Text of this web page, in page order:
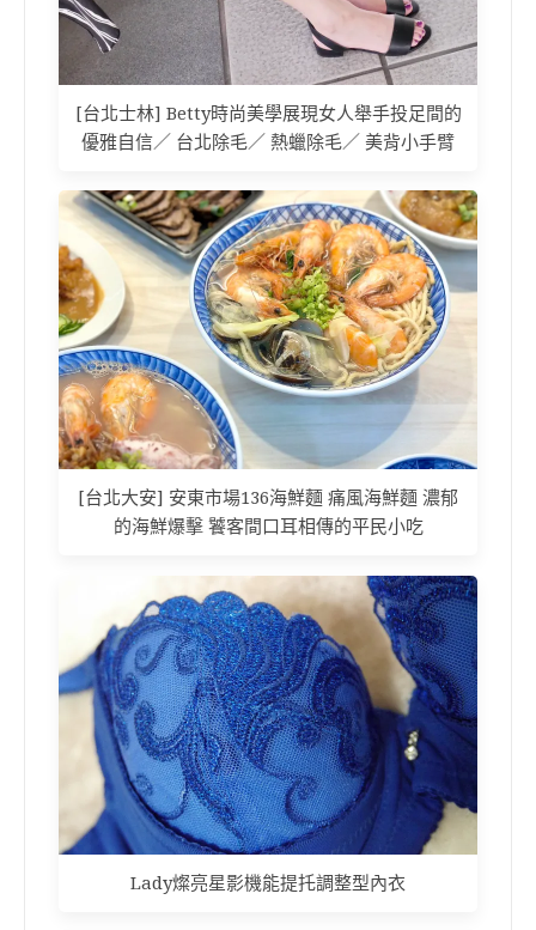
[台北士林] Betty時尚美學展現女人舉手投足間的
優雅自信／ 台北除毛／ 熱蠟除毛／ 美背小手臂
[台北大安] 安東市場136海鮮麵 痛風海鮮麵 濃郁
的海鮮爆擊 饕客間口耳相傳的平民小吃
Lady燦亮星影機能提托調整型內衣